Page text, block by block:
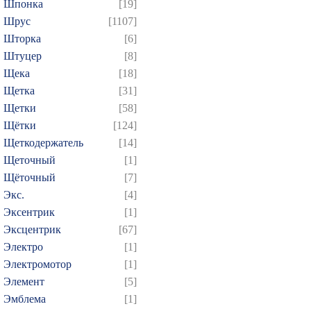
Шпонка
[19]
Шрус
[1107]
Шторка
[6]
Штуцер
[8]
Щека
[18]
Щетка
[31]
Щетки
[58]
Щётки
[124]
Щеткодержатель
[14]
Щеточный
[1]
Щёточный
[7]
Экс.
[4]
Эксентрик
[1]
Эксцентрик
[67]
Электро
[1]
Электромотор
[1]
Элемент
[5]
Эмблема
[1]